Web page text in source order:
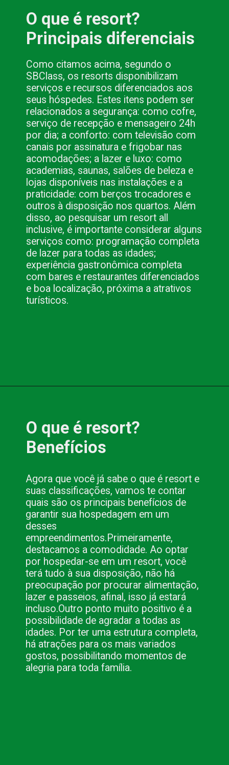
O que é resort?
Principais diferenciais
Como citamos acima, segundo o
SBClass, os resorts disponibilizam
serviços e recursos diferenciados aos
seus hóspedes. Estes itens podem ser
relacionados a segurança: como cofre,
serviço de recepção e mensageiro 24h
por dia; a conforto: com televisão com
canais por assinatura e frigobar nas
acomodações; a lazer e luxo: como
academias, saunas, salões de beleza e
lojas disponíveis nas instalações e a
praticidade: com berços trocadores e
outros à disposição nos quartos. Além
disso, ao pesquisar um resort all
inclusive, é importante considerar alguns
serviços como: programação completa
de lazer para todas as idades;
experiência gastronômica completa
com bares e restaurantes diferenciados
e boa localização, próxima a atrativos
turísticos.
O que é resort?
Benefícios
Agora que você já sabe o que é resort e
suas classificações, vamos te contar
quais são os principais benefícios de
garantir sua hospedagem em um
desses
empreendimentos.Primeiramente,
destacamos a comodidade. Ao optar
por hospedar-se em um resort, você
terá tudo à sua disposição, não há
preocupação por procurar alimentação,
lazer e passeios, afinal, isso já estará
incluso.Outro ponto muito positivo é a
possibilidade de agradar a todas as
idades. Por ter uma estrutura completa,
há atrações para os mais variados
gostos, possibilitando momentos de
alegria para toda família.